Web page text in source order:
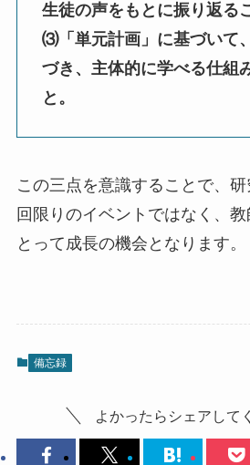
生徒の声をもとに振り返る
⑶「単元計画」に基づいて
づき、主体的に学べる仕組
と。
この三点を意識することで、
回限りのイベントではなく、
とって成長の機会となります。
備忘録
よかったらシェアして